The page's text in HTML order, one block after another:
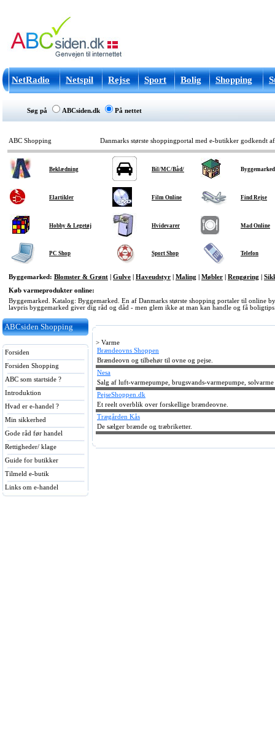
NetRadio Netspil Rejse Sport Bolig Shopping
Søg på ABCsiden.dk På nettet
ABC Shopping Danmarks største shoppingportal med e-butikker godkendt af
Beklædning Bil/MC/Båd/ Byggemarked
Elartikler Film Online Find Rejse
Hobby & Legetøj Hvidevarer Mad Online
PC Shop Sport Shop Telefon
Byggemarked: Blomster & Grønt Gulve Haveudstyr Maling Møbler Rengøring
Køb varmeprodukter online:
Byggemarked. Katalog: Byggemarked. En af Danmarks største shopping portaler til online
lavpris byggemarked giver dig råd og dåd - men glem ikke at man kan handle og få
ABCsiden Shopping
Forsiden
Forsiden Shopping
ABC som startside ?
Introduktion
Hvad er e-handel ?
Min sikkerhed
Gode råd før handel
Rettigheder/ klage
Guide for butikker
Tilmeld e-butik
Links om e-handel
> Varme
Brændeovns Shoppen
Brændeovn og tilbehør til ovne og pejse.
Nesa
Salg af luft-varmepumpe, brugsvands-varmepumpe,
PejseShoppen.dk
Et reelt overblik over forskellige brændeovne.
Trægården Kås
De sælger brænde og træbriketter.